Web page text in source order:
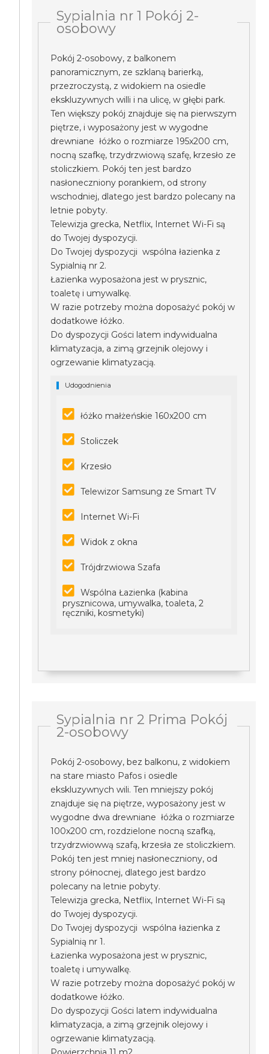
Sypialnia nr 1 Pokój 2-
osobowy
Pokój 2-osobowy, z balkonem
panoramicznym, ze szklaną barierką,
przezroczystą, z widokiem na osiedle
ekskluzywnych willi i na ulicę, w głębi park.
Ten większy pokój znajduje się na pierwszym
piętrze, i wyposażony jest w wygodne
drewniane łóżko o rozmiarze 195x200 cm,
nocną szafkę, trzydrzwiową szafę, krzesło ze
stoliczkiem. Pokój ten jest bardzo
nasłoneczniony porankiem, od strony
wschodniej, dlatego jest bardzo polecany na
letnie pobyty.
Telewizja grecka, Netflix, Internet Wi-Fi są
do Twojej dyspozycji.
Do Twojej dyspozycji wspólna łazienka z
Sypialnią nr 2.
Łazienka wyposażona jest w prysznic,
toaletę i umywalkę.
W razie potrzeby można doposażyć pokój w
dodatkowe łóżko.
Do dyspozycji Gości latem indywidualna
klimatyzacja, a zimą grzejnik olejowy i
ogrzewanie klimatyzacją.
Udogodnienia
łóżko małżeńskie 160x200 cm
Stoliczek
Krzesło
Telewizor Samsung ze Smart TV
Internet Wi-Fi
Widok z okna
Trójdrzwiowa Szafa
Wspólna Łazienka (kabina
prysznicowa, umywalka, toaleta, 2
ręczniki, kosmetyki)
Sypialnia nr 2 Prima Pokój
2-osobowy
Pokój 2-osobowy, bez balkonu, z widokiem
na stare miasto Pafos i osiedle
ekskluzywnych wili. Ten mniejszy pokój
znajduje się na piętrze, wyposażony jest w
wygodne dwa drewniane łóżka o rozmiarze
100x200 cm, rozdzielone nocną szafką,
trzydrzwiowwą szafą, krzesła ze stoliczkiem.
Pokój ten jest mniej nasłoneczniony, od
strony północnej, dlatego jest bardzo
polecany na letnie pobyty.
Telewizja grecka, Netflix, Internet Wi-Fi są
do Twojej dyspozycji.
Do Twojej dyspozycji wspólna łazienka z
Sypialnią nr 1.
Łazienka wyposażona jest w prysznic,
toaletę i umywalkę.
W razie potrzeby można doposażyć pokój w
dodatkowe łóżko.
Do dyspozycji Gości latem indywidualna
klimatyzacja, a zimą grzejnik olejowy i
ogrzewanie klimatyzacją.